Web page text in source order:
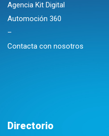
Agencia Kit Digital
Automoción 360
–
Contacta con nosotros
Directorio